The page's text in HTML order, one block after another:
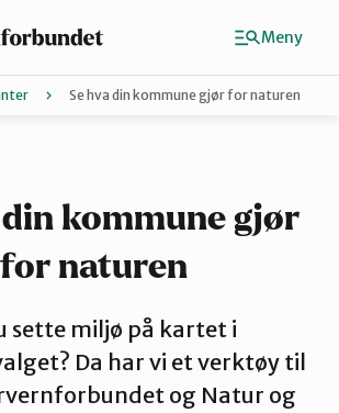
Se hva din kommune gjør for naturen
din kommune gjør
for naturen
sette miljø på kartet i
Da har vi et verktøy til
og Natur og